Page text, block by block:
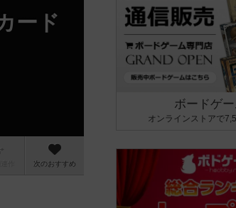
ード
次のおすすめ
ボードゲ
オンラインストアで